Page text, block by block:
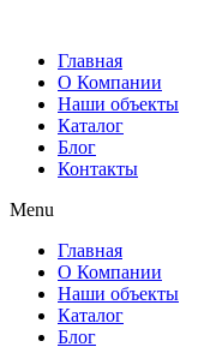
содержимому
Главная
О Компании
Наши объекты
Каталог
Блог
Контакты
Menu
Главная
О Компании
Наши объекты
Каталог
Блог